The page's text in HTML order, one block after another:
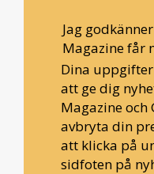
Jag
Magazine får
Dina
att ge dig
Magazine och
avbryta din
att klicka på
sidfoten på